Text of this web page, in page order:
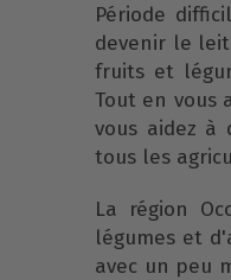
Période
devenir le
fruits et
Tout en vous
vous aidez à
tous les
La région
légumes et
avec un peu